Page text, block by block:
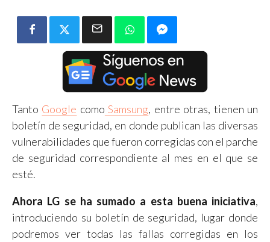
Tanto Google como Samsung, entre otras, tienen un
boletín de seguridad, en donde publican las diversas
vulnerabilidades que fueron corregidas con el parche
de seguridad correspondiente al mes en el que se
esté.
Ahora LG se ha sumado a esta buena iniciativa,
introduciendo su boletín de seguridad, lugar donde
podremos ver todas las fallas corregidas en los